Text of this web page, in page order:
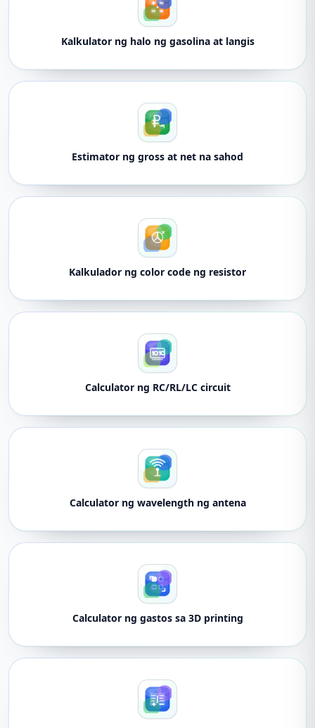
Kalkulator ng halo ng gasolina at langis
Estimator ng gross at net na sahod
Kalkulador ng color code ng resistor
Calculator ng RC/RL/LC circuit
Calculator ng wavelength ng antena
Calculator ng gastos sa 3D printing